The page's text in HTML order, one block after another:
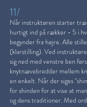
11/
Når instruktøren starter
hurtigt ind på rækker - 5 i
begynder fra højre. Alle
(klarstilling). Ved
sig ned med venstre ben
knytnævebredder mellem
en enkelt. Når der siges
for shinden for at vise at
og dens traditioner. Med